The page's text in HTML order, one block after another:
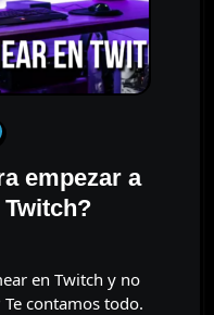
empezar a
contamos todo.